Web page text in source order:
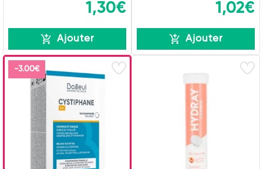
Total
1,30€
Ajouter
1,02€
Ajouter
-3.00€